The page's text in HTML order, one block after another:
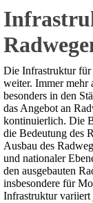
Die Infrastruktur für
weiter. Immer mehr
besonders in den
das Angebot an
kontinuierlich. Die
die Bedeutung des
Ausbau des
und nationaler
den ausgebauten
insbesondere für
Infrastruktur variiert